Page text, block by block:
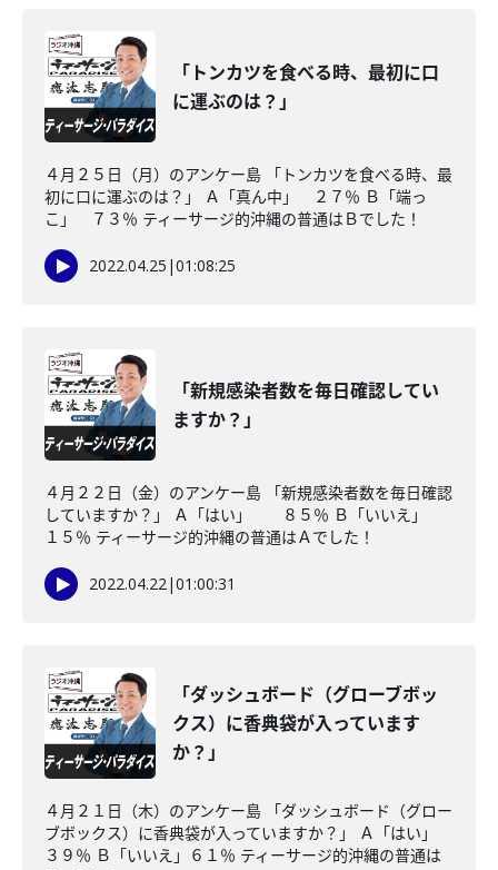
「トンカツを食べる時、最初に口
に運ぶのは？」
４月２５日（月）のアンケー島 「トンカツを食べる時、最
初に口に運ぶのは？」 Ａ「真ん中」 ２７％ Ｂ「端っ
こ」 ７３％ ティーサージ的沖縄の普通はＢでした！
2022.04.25 |01:08:25
「新規感染者数を毎日確認してい
ますか？」
４月２２日（金）のアンケー島 「新規感染者数を毎日確認
していますか？」 Ａ「はい」 ８５％ Ｂ「いいえ」
１５％ ティーサージ的沖縄の普通はＡでした！
2022.04.22|01:00:31
「ダッシュボード（グローブボッ
クス）に香典袋が入っています
か？」
４月２１日（木）のアンケー島 「ダッシュボード（グロー
ブボックス）に香典袋が入っていますか？」 Ａ「はい」
３９％ Ｂ「いいえ」６１％ ティーサージ的沖縄の普通は